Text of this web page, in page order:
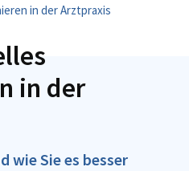
in der Arztpraxis
in der
wie Sie es besser